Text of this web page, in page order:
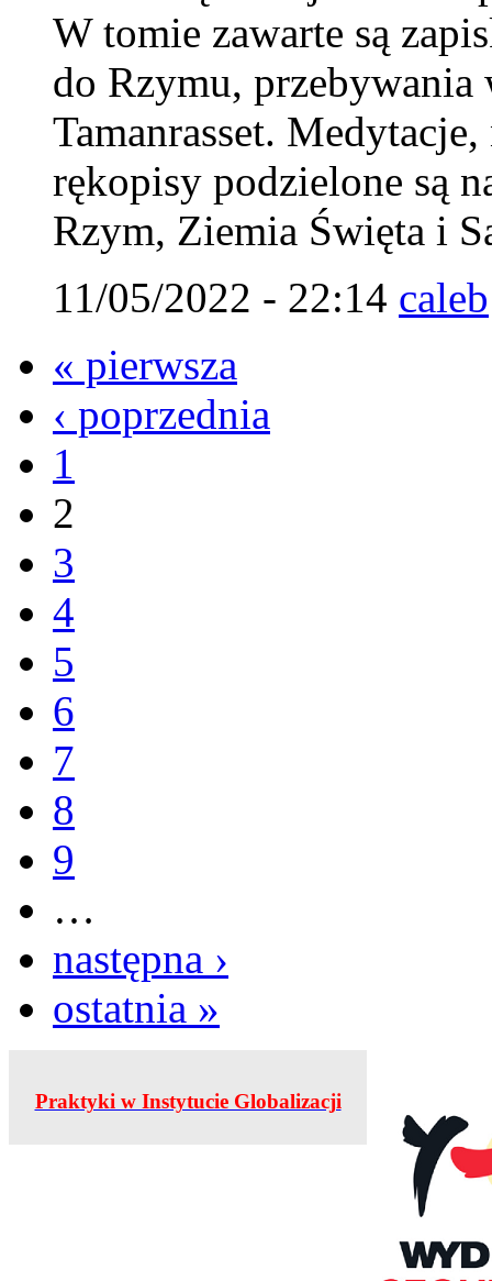
W tomie zawarte są
do Rzymu,
Tamanrasset.
rękopisy podzielone są
Rzym, Ziemia Święta i
11/05/2022 - 22:14 caleb
« pierwsza
‹ poprzednia
1
2
3
4
5
6
7
8
9
…
następna ›
ostatnia »
Praktyki w Instytucie Globalizacji